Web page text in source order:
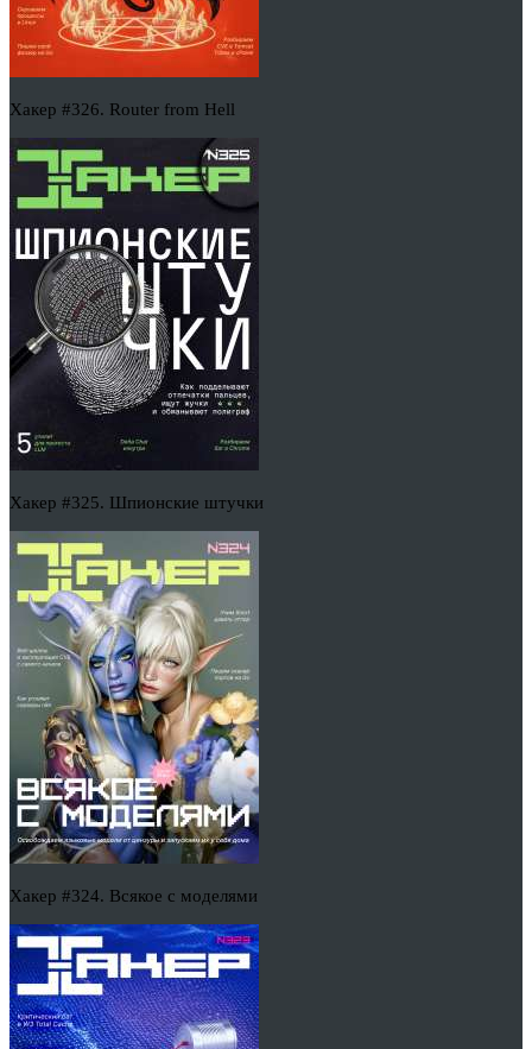
Хакер #326. Router from Hell
Хакер #325. Шпионские штучки
Хакер #324. Всякое с моделями